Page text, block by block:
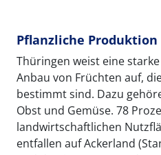
Pflanzliche Produktion
Thüringen weist eine
Anbau von Früchten auf,
bestimmt sind. Dazu
Obst und Gemüse. 78
landwirtschaftlichen
entfallen auf Ackerland